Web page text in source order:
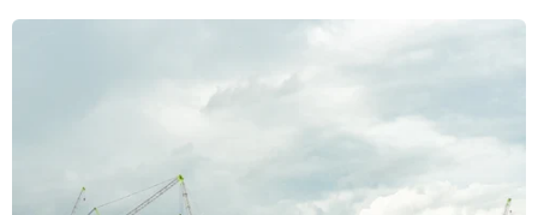
Viktor Lê và dàn sao Việt kiều gây
sốt, U22 Việt Nam quyết "phá đảo" Đông